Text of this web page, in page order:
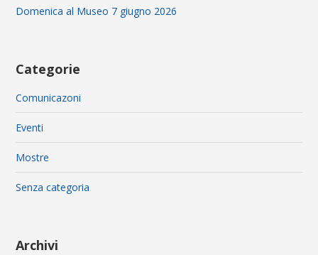
Domenica al Museo 7 giugno 2026
Categorie
Comunicazoni
Eventi
Mostre
Senza categoria
Archivi